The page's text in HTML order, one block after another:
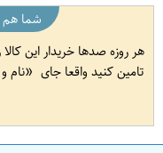
شما هم
هر روزه صدها خریدار این
تامین کنید واقعا جای
نام